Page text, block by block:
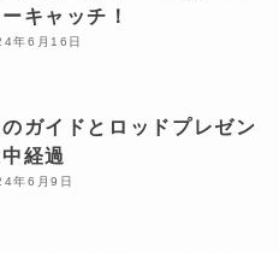
キャッチ！
年6月16日
ガイドとロッドプレゼン
中経過
年6月9日